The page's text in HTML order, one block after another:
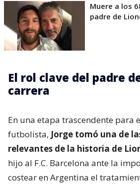
Muere a los
padre de
El rol clave del padre
carrera
En una etapa trascendente para
futbolista, Jorge tomó una de
relevantes de la historia de
hijo al F.C. Barcelona ante la
costear en Argentina el